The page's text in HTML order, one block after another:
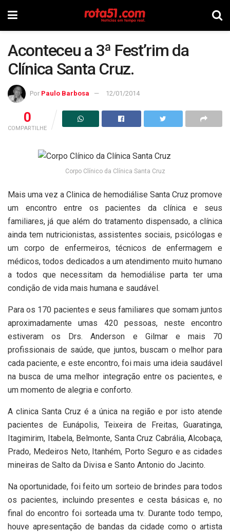
Aconteceu a 3ª Fest’rim da
Clínica Santa Cruz.
Por Paulo Barbosa 12/01/2014
0
COMPARTILHE
Corpo Clínico da Clínica Santa Cruz
Mais uma vez a Clinica de hemodiálise Santa Cruz promove
um encontro entre os pacientes da clínica e seus
familiares, já que além do tratamento dispensado, a clínica
ainda tem nutricionistas, assistentes sociais, psicólogas e
um corpo de enfermeiros, técnicos de enfermagem e
médicos, todos dedicados a um atendimento muito humano
a todos que necessitam da hemodiálise parta ter uma
condição de vida mais humana e saudável.
Para os 170 pacientes e seus familiares que somam juntos
aproximadamente umas 420 pessoas, neste encontro
estiveram os Drs. Anderson e Gilmar e mais 70
profissionais de saúde, que juntos, buscam o melhor para
cada paciente, e este encontro, foi mais uma ideia saudável
na busca de uma melhor integração entre os pacientes, e
um momento de alegria e conforto.
A clinica Santa Cruz é a única na região e por isto atende
pacientes de Eunápolis, Teixeira de Freitas, Guaratinga,
Itagimirim, Itabela, Belmonte, Santa Cruz Cabrália, Alcobaça,
Prado, Medeiros Neto, Itanhém, Porto Seguro e as cidades
mineiras de Salto da Divisa e Santo Antonio do Jacinto.
Na oportunidade, foi feito um sorteio de brindes para todos
os pacientes, incluindo presentes e cesta básicas e, no
final do encontro foi sorteada uma tv. Durante todo tempo,
houve apresentação de bandas da cidade como o artista